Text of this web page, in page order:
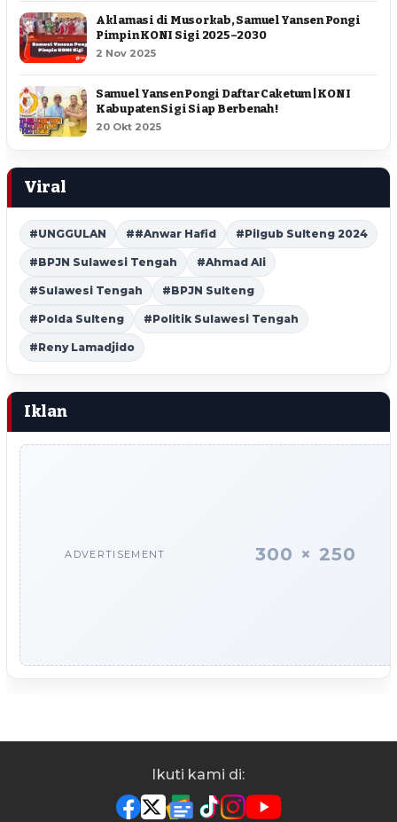
Aklamasi di Musorkab, Samuel Yansen Pongi
Pimpin KONI Sigi 2025–2030
2 Nov 2025
Samuel Yansen Pongi Daftar Caketum | KONI
Kabupaten Sigi Siap Berbenah !
20 Okt 2025
Viral
#UNGGULAN ##Anwar Hafid #Pilgub Sulteng 2024
#BPJN Sulawesi Tengah #Ahmad Ali
#Sulawesi Tengah #BPJN Sulteng
#Polda Sulteng #Politik Sulawesi Tengah
#Reny Lamadjido
Iklan
ADVERTISEMENT 300 × 250
Ikuti kami di: